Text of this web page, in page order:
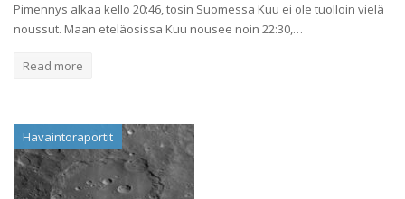
Pimennys alkaa kello 20:46, tosin Suomessa Kuu ei ole tuolloin vielä
noussut. Maan eteläosissa Kuu nousee noin 22:30,…
Read more
Havaintoraportit